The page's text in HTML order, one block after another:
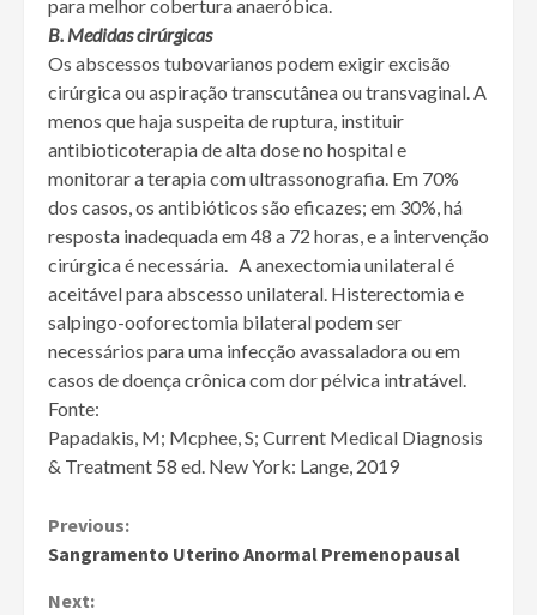
para melhor cobertura anaeróbica.
B. Medidas cirúrgicas
Os abscessos tubovarianos podem exigir excisão
cirúrgica ou aspiração transcutânea ou transvaginal. A
menos que haja suspeita de ruptura, instituir
antibioticoterapia de alta dose no hospital e
monitorar a terapia com ultrassonografia. Em 70%
dos casos, os antibióticos são eficazes; em 30%, há
resposta inadequada em 48 a 72 horas, e a intervenção
cirúrgica é necessária. A anexectomia unilateral é
aceitável para abscesso unilateral. Histerectomia e
salpingo-ooforectomia bilateral podem ser
necessários para uma infecção avassaladora ou em
casos de doença crônica com dor pélvica intratável.
Fonte:
Papadakis, M; Mcphee, S; Current Medical Diagnosis
& Treatment 58 ed. New York: Lange, 2019
Continue
Reading
Previous:
Sangramento Uterino Anormal Premenopausal
Next: